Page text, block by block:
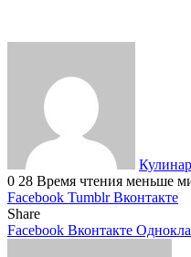
0 28 Время чтения меньше
Facebook Tumblr Вконтакте
Share
Facebook Вконтакте